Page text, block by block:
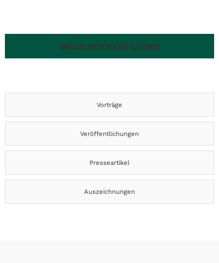
MEHR BEITRÄGE LADEN
Vorträge
Veröffentlichungen
Presseartikel
Auszeichnungen